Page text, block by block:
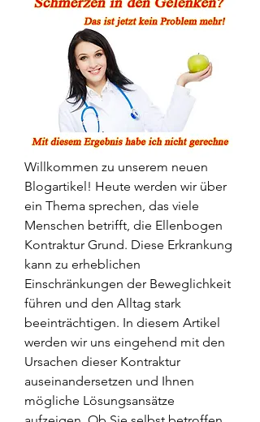
Willkommen zu unserem neuen
Blogartikel! Heute werden wir über
ein Thema sprechen, das viele
Menschen betrifft, die Ellenbogen
Kontraktur Grund. Diese Erkrankung
kann zu erheblichen
Einschränkungen der Beweglichkeit
führen und den Alltag stark
beeinträchtigen. In diesem Artikel
werden wir uns eingehend mit den
Ursachen dieser Kontraktur
auseinandersetzen und Ihnen
mögliche Lösungsansätze